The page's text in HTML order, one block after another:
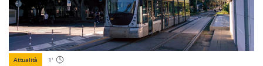
Attualità 1'